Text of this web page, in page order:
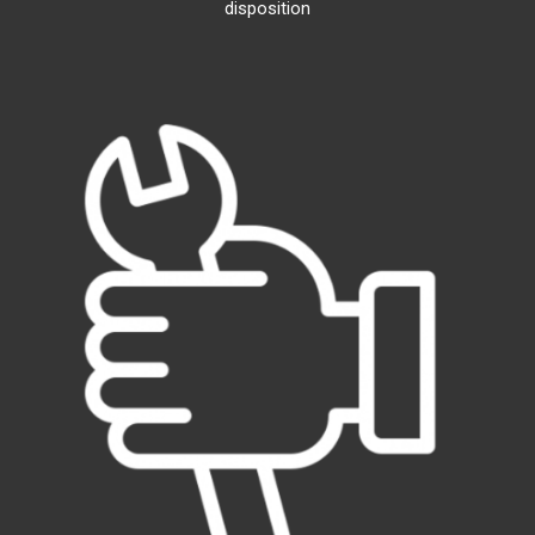
disposition